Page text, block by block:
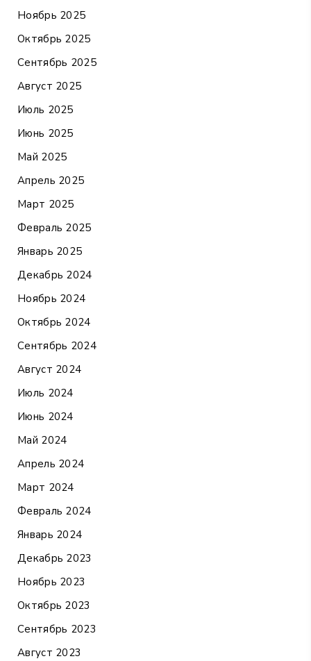
Ноябрь 2025
Октябрь 2025
Сентябрь 2025
Август 2025
Июль 2025
Июнь 2025
Май 2025
Апрель 2025
Март 2025
Февраль 2025
Январь 2025
Декабрь 2024
Ноябрь 2024
Октябрь 2024
Сентябрь 2024
Август 2024
Июль 2024
Июнь 2024
Май 2024
Апрель 2024
Март 2024
Февраль 2024
Январь 2024
Декабрь 2023
Ноябрь 2023
Октябрь 2023
Сентябрь 2023
Август 2023